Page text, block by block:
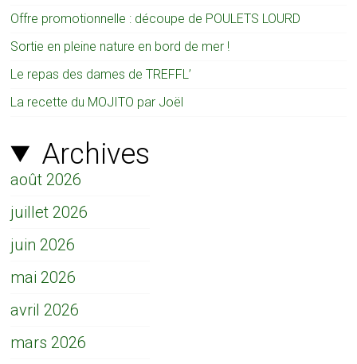
Offre promotionnelle : découpe de POULETS LOURD
Sortie en pleine nature en bord de mer !
Le repas des dames de TREFFL’
La recette du MOJITO par Joël
Archives
août 2026
juillet 2026
juin 2026
mai 2026
avril 2026
mars 2026